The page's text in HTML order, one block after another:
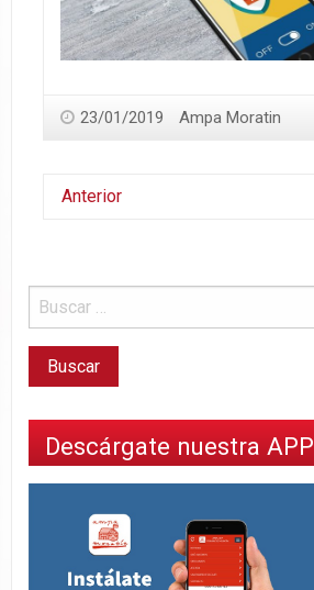
23/01/2019 Ampa Moratin
Anterior
Descárgate nuestra APP